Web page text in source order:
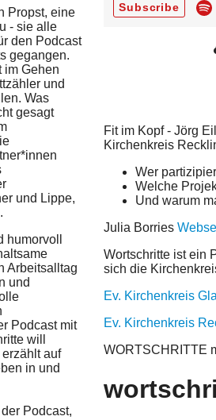
Propst, eine
- sie alle
den Podcast
gegangen.
im Gehen
und
Was
gesagt
und Lippe,
Arbeitsalltag
und
Podcast mit
will
auf
in und
Podcast,
Subscribe
Fit im Kopf - Jörg
Kirchenkreis
Wer
Welche
Und warum
Julia Borries
Wortschritte ist ein
sich die
Ev. Kirchenkreis
Ev. Kirchenkreis
WORTSCHRITTE